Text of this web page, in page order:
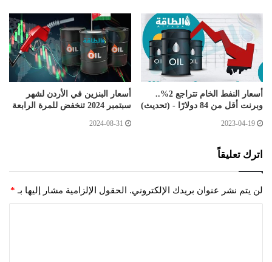
أسعار النفط الخام تتراجع 2%..
وبرنت أقل من 84 دولارًا - (تحديث)
2023-04-19
أسعار البنزين في الأردن لشهر
سبتمبر 2024 تنخفض للمرة الرابعة
2024-08-31
اترك تعليقاً
لن يتم نشر عنوان بريدك الإلكتروني. الحقول الإلزامية مشار إليها بـ *